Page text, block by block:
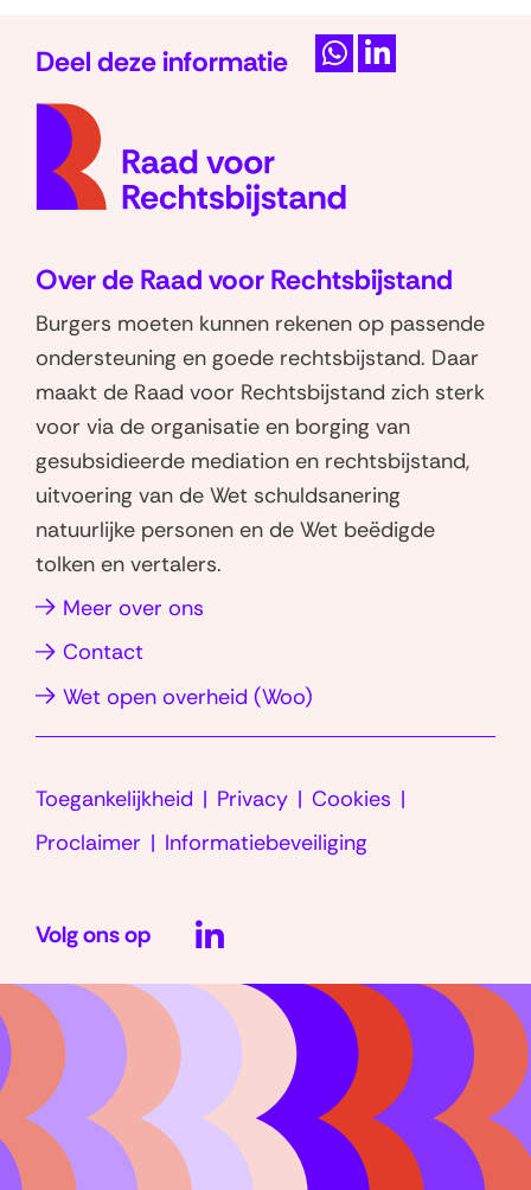
n
n
n
e
u
w
v
e
n
s
t
e
r
)
Deel deze informatie
n
p
h
a
t
s
a
p
p
p
i
n
k
e
d
I
n
Over de Raad voor Rechtsbijstand
Burgers moeten kunnen rekenen op passende
ondersteuning en goede rechtsbijstand. Daar
maakt de Raad voor Rechtsbijstand zich sterk
voor via de organisatie en borging van
gesubsidieerde mediation en rechtsbijstand,
uitvoering van de Wet schuldsanering
natuurlijke personen en de Wet beëdigde
tolken en vertalers.
Meer over ons
venster)
Contact
Wet open overheid (Woo)
in
venster)
Toegankelijkheid Privacy
Cookies
Proclaimer
Informatiebeveiliging
Volg ons op
in
nieuw
venster)